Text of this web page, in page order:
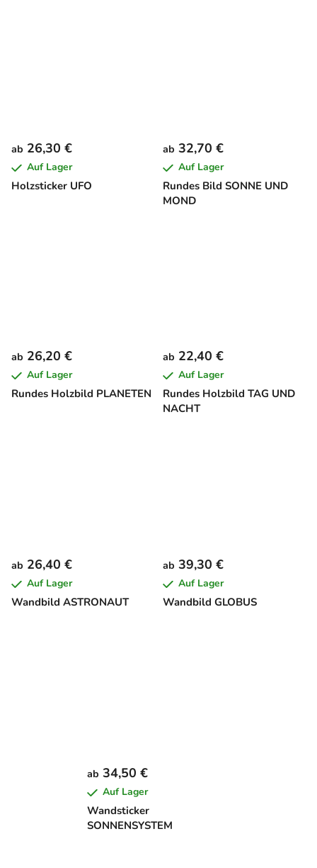
Holzsticker UFO
ab 26,30 €
Auf Lager
Rundes Bild SONNE UND
MOND
ab 32,70 €
Auf Lager
Rundes Holzbild PLANETEN
ab 26,20 €
Auf Lager
Rundes Holzbild TAG UND
NACHT
ab 22,40 €
Auf Lager
Wandbild ASTRONAUT
ab 26,40 €
Auf Lager
Wandbild GLOBUS
ab 39,30 €
Auf Lager
Wandsticker
SONNENSYSTEM
ab 34,50 €
Auf Lager